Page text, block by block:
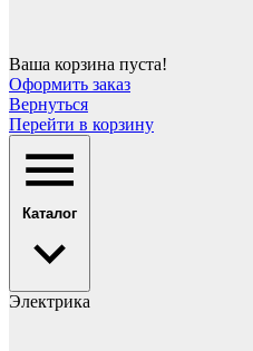
Ваша корзина пуста!
Оформить заказ
Вернуться
Перейти в корзину
Каталог
Электрика